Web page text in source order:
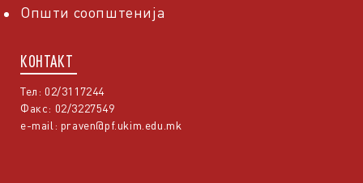
Општи соопштенија
КОНТАКТ
Тел: 02/3117244
Факс: 02/3227549
e-mail: praven@pf.ukim.edu.mk